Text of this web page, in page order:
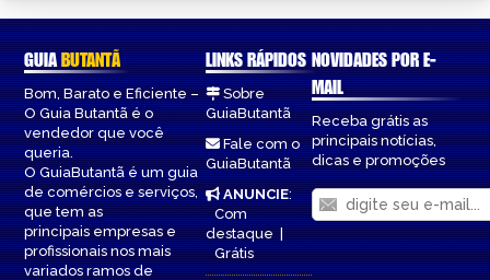
GUIABUTANTÃ
Bom, Barato e Eficiente –
O Guia Butantã é o
vendedor que você
queria.
O GuiaButantã é um guia
de comércios e serviços,
que tem as
principais empresas e
profissionais nos mais
variados ramos de
LINKS RÁPIDOS
Sobre
GuiaButantã
Fale com o
GuiaButantã
ANUNCIE:
Com
destaque|
Grátis
NOVIDADES POR E-
MAIL
Receba grátis as
principais notícias,
dicas e promoções